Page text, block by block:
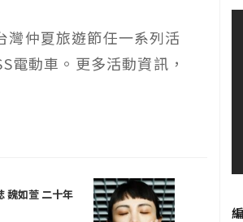
灣仲夏旅遊節任一系列活
電動車。更多活動資訊，
魏如萱 二十年